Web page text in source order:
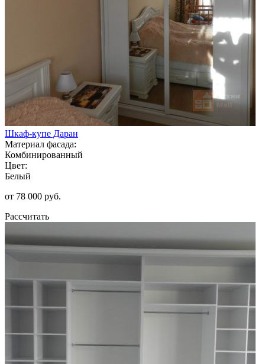
Шкаф-купе Даран
Материал фасада:
Комбинированный
Цвет:
Белый
от 78 000 руб.
Рассчитать